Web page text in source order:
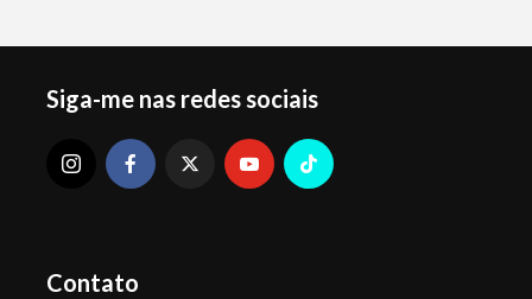
Siga-me nas redes sociais
Contato